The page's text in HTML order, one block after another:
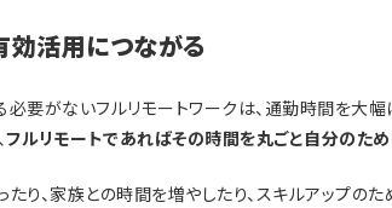
活用につながる
要がないフルリモートワークは、通勤時間を大
フルリモートであればその時間を丸ごと自分のた
り、家族との時間を増やしたり、スキルアップの